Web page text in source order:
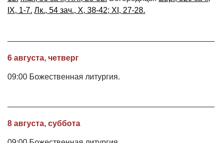
IX, 1-7. Лк., 54 зач., X, 38-42; XI, 27-28.
6 августа, четверг
09:00 Божественная литургия.
8 августа, суббота